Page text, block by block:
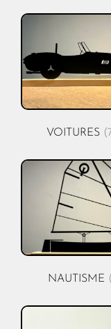
VOITURES
NAUTISME